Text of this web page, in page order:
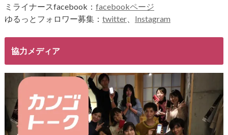
ミライナースfacebook： facebookページ
ゆるっとフォロワー募集： twitter、 Instagram
協力メディア